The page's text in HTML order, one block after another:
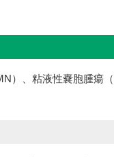
）、粘液性嚢胞腫瘍